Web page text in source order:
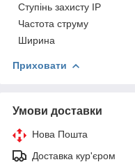
Ступінь захисту IP
Частота струму
Ширина
Приховати
Умови доставки
Нова Пошта
Доставка кур'єром